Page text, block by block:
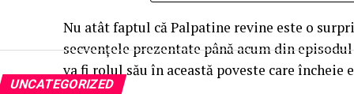
Nu atât faptul că Palpatine revine este o
secvenţele prezentate până acum din
va fi rolul său în această poveste care încheie
UNCATEGORIZED